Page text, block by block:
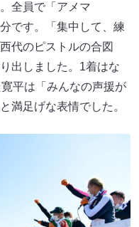
全員で「アメマ
です。「集中して、練
代のピストルの合図
出しました。1着はな
平は「みんなの声援が
満足げな表情でした。